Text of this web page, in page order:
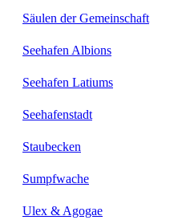
Säulen der Gemeinschaft
Seehafen Albions
Seehafen Latiums
Seehafenstadt
Staubecken
Sumpfwache
Ulex & Agogae